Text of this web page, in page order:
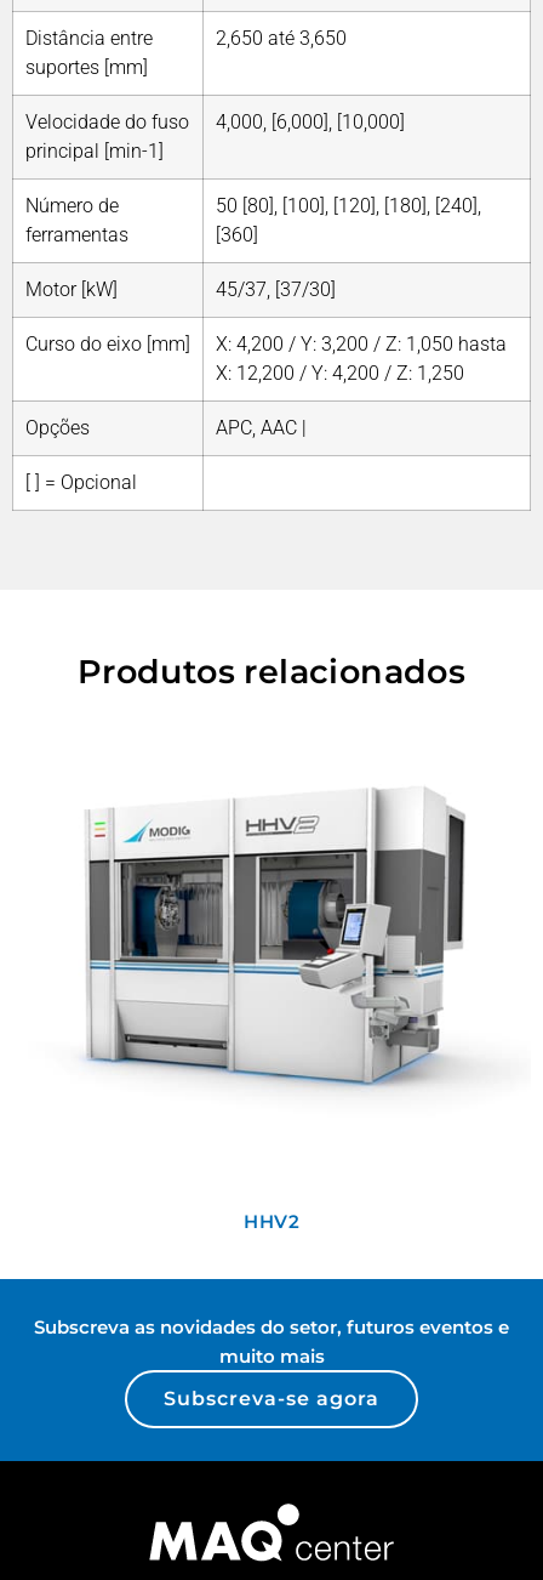
Distância entre
suportes [mm]
2,650 até 3,650
Velocidade do fuso
principal [min-1]
4,000, [6,000], [10,000]
Número de
ferramentas
50 [80], [100], [120], [180], [240],
[360]
Motor [kW] 45/37, [37/30]
Curso do eixo [mm]
X: 4,200 / Y: 3,200 / Z: 1,050 hasta
X: 12,200 / Y: 4,200 / Z: 1,250
Opções APC, AAC |
[ ] = Opcional
Produtos relacionados
HHV2
Subscreva as novidades do setor, futuros eventos e
muito mais
Subscreva-se agora